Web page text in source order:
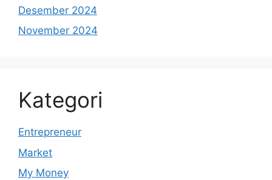
Desember 2024
November 2024
Kategori
Entrepreneur
Market
My Money